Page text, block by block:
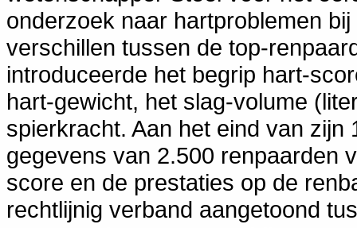
onderzoek naar hartproblemen
verschillen tussen de top-
introduceerde het begrip hart-
hart-gewicht, het slag-volume
spierkracht. Aan het eind van
gegevens van 2.500 renpaarden
score en de prestaties op de
rechtlijnig verband aangetoond